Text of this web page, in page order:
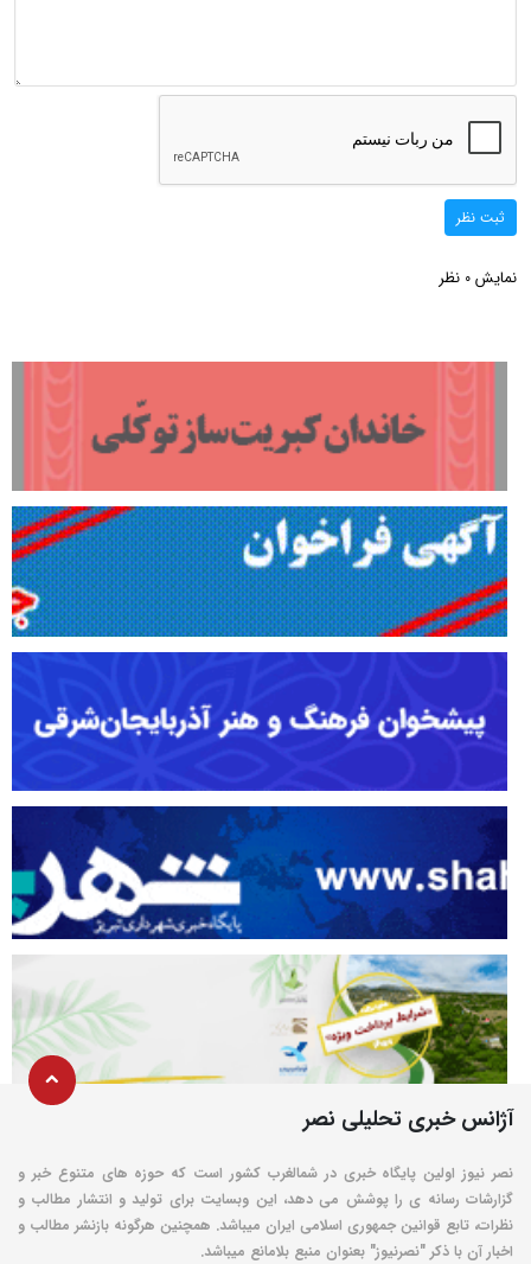
ثبت نظر
نمایش 0 نظر
آژانس خبری تحلیلی نصر
نصر نیوز اولین پایگاه خبری در شمالغرب کشور است که حوزه های متنوع خبر و
گزارشات رسانه ی را پوشش می دهد، این وبسایت برای تولید و انتشار مطالب و
نظرات، تابع قوانین جمهوری اسلامی ایران میباشد. همچنین هرگونه بازنشر مطالب و
اخبار آن با ذکر "نصرنیوز" بعنوان منبع بلامانع میباشد.